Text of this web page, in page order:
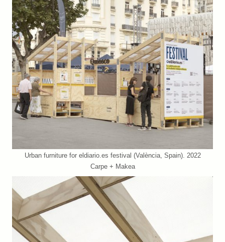
Urban furniture for eldiario.es festival (València, Spain). 2022
Carpe + Makea